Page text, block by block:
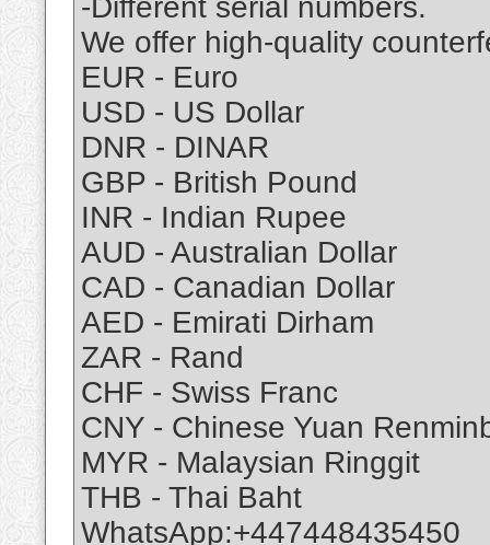
-Different serial numbers.
We offer high-quality
EUR - Euro
USD - US Dollar
DNR - DINAR
GBP - British Pound
INR - Indian Rupee
AUD - Australian Dollar
CAD - Canadian Dollar
AED - Emirati Dirham
ZAR - Rand
CHF - Swiss Franc
CNY - Chinese Yuan
MYR - Malaysian Ringgit
THB - Thai Baht
WhatsApp:+447448435450